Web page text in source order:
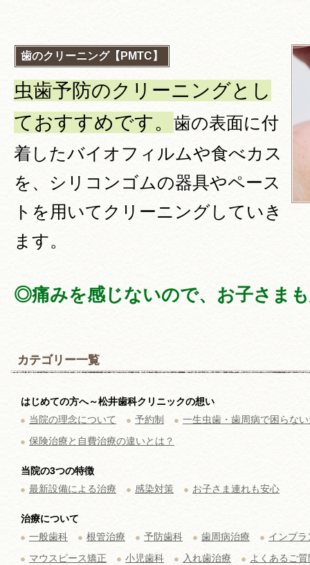
歯のクリーニング【PMTC】
虫歯予防のクリーニングとし
ておすすめです。 歯の表面に付
着したバイオフィルムや食べカス
を、シリコンゴムの器具やペース
トを用いてクリーニングしていき
ます。
◎痛みを感じないので、お子さま
カテゴリー一覧
はじめての方へ～松井歯科クリニックの想い
当院の理念について
予約制
一生虫歯・歯周病で困らな
保険治療と自費治療の違いとは？
当院の3つの特徴
最新設備による治療
感染対策 お子さま連れも安心
治療について
一般歯科
根管治療 予防歯科 歯周病治療
インプ
マウスピース矯正
小児歯科 入れ歯治療 よくあるご質